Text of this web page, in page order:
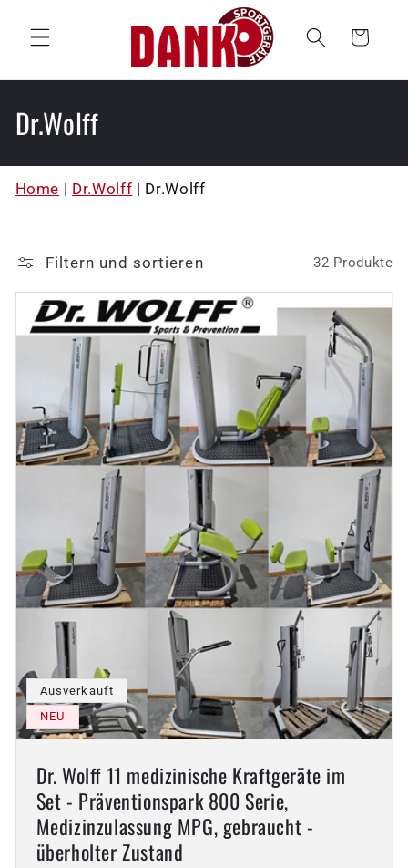
Inhalt
Warenkorb
K
a
t
g
o
r
e
:
Dr.Wolff
Home | Dr.Wolff | Dr.Wolff
Filtern und sortieren 32 Produkte
Ausverkauft
NEU
Dr. Wolff 11 medizinische Kraftgeräte im
Set - Präventionspark 800 Serie,
Medizinzulassung MPG, gebraucht -
überholter Zustand